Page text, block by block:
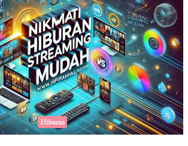
Sensasi
Hiburan